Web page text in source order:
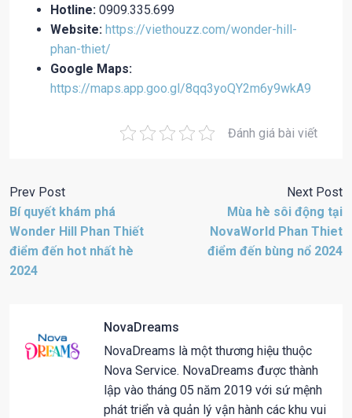
Hotline: 0909.335.699
Website: https://viethouzz.com/wonder-hill-
phan-thiet/
Google Maps:
https://maps.app.goo.gl/8qq3yoQY2m6y9wkA9
Đánh giá bài viết
Prev Post
Bí quyết khám phá
Wonder Hill Phan Thiết
điểm đến hot nhất hè
2024
Next Post
Mùa hè sôi động tại
NovaWorld Phan Thiet
điểm đến bùng nổ 2024
NovaDreams
NovaDreams là một thương hiệu thuộc
Nova Service. NovaDreams được thành
lập vào tháng 05 năm 2019 với sứ mệnh
phát triển và quản lý vận hành các khu vui